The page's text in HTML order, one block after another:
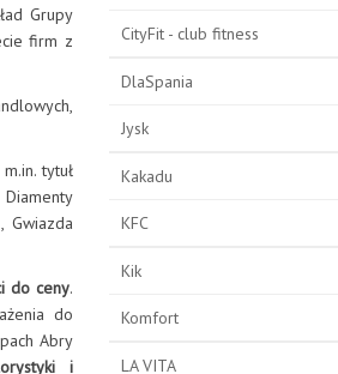
Grupy
firm z
tytuł
Gwiazda
do ceny.
do
Abry
i
CityFit - club fitness
DlaSpania
Jysk
Kakadu
KFC
Kik
Komfort
LA VITA